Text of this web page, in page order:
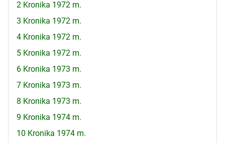
2 Kronika 1972 m.
3 Kronika 1972 m.
4 Kronika 1972 m.
5 Kronika 1972 m.
6 Kronika 1973 m.
7 Kronika 1973 m.
8 Kronika 1973 m.
9 Kronika 1974 m.
10 Kronika 1974 m.